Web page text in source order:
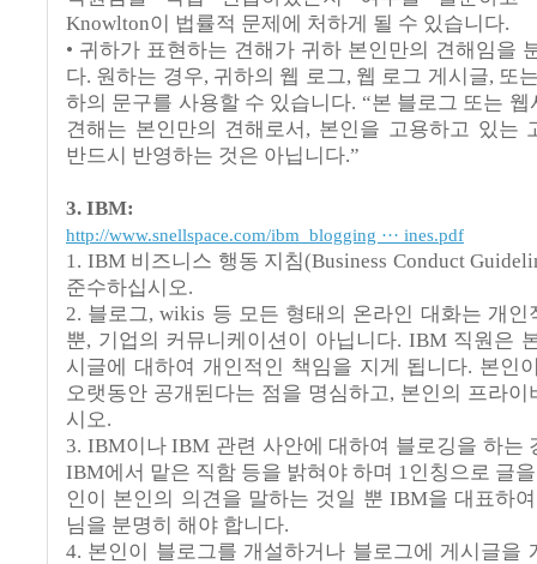
Knowlton이 법률적 문제에 처하게 될 수 있습니다.
• 귀하가 표현하는 견해가 귀하 본인만의 견해임을
다. 원하는 경우, 귀하의 웹 로그, 웹 로그 게시글, 또
하의 문구를 사용할 수 있습니다. “본 블로그 또는
견해는 본인만의 견해로서, 본인을 고용하고 있는
반드시 반영하는 것은 아닙니다.”
3. IBM:
http://www.snellspace.com/ibm_blogging ··· ines.pdf
1. IBM 비즈니스 행동 지침(Business Conduct
준수하십시오.
2. 블로그, wikis 등 모든 형태의 온라인 대화는 개인
뿐, 기업의 커뮤니케이션이 아닙니다. IBM 직원은
시글에 대하여 개인적인 책임을 지게 됩니다. 본인
오랫동안 공개된다는 점을 명심하고, 본인의 프라이
시오.
3. IBM이나 IBM 관련 사안에 대하여 블로깅을 하는
IBM에서 맡은 직함 등을 밝혀야 하며 1인칭으로 글
인이 본인의 의견을 말하는 것일 뿐 IBM을 대표하
님을 분명히 해야 합니다.
4. 본인이 블로그를 개설하거나 블로그에 게시글을